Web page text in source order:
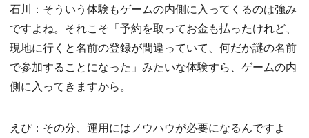
石川：そういう体験もゲームの内側に入ってくるのは強み
ですよね。それこそ「予約を取ってお金も払ったけれど、
現地に行くと名前の登録が間違っていて、何だか謎の名前
で参加することになった」みたいな体験すら、ゲームの内
側に入ってきますから。
えぴ：その分、運用にはノウハウが必要になるんですよ